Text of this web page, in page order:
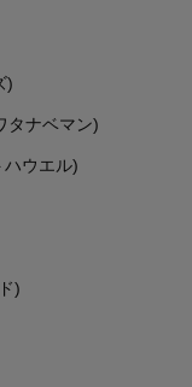
)
タナベマン)
ハウエル)
)